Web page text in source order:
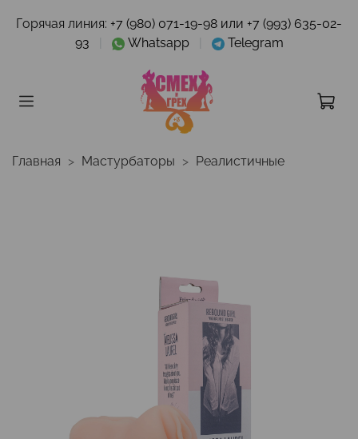
Горячая линия: +7 (980) 071-19-98 или +7 (993) 635-02-
93
Whatsapp Telegram
Главная Мастурбаторы Реалистичные